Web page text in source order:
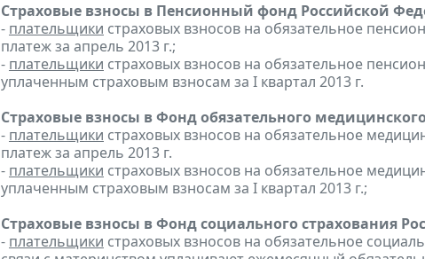
Страховые взносы в Пенсионный фонд Российской
- плательщики страховых взносов на обязательное
платеж за апрель 2013 г.;
- плательщики страховых взносов на обязательное
уплаченным страховым взносам за I квартал 2013 г.
Страховые взносы в Фонд обязательного
- плательщики страховых взносов на обязательное
платеж за апрель 2013 г.
- плательщики страховых взносов на обязательное
уплаченным страховым взносам за I квартал 2013 г.;
Страховые взносы в Фонд социального страхования
- плательщики страховых взносов на обязательное